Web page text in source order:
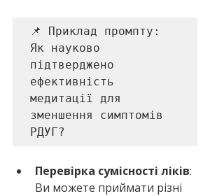
📌 Приклад промпту:
Як науково
підтверджено
ефективність
медитації для
зменшення симптомів
РДУГ?
Перевірка сумісності ліків:
Ви можете приймати різні